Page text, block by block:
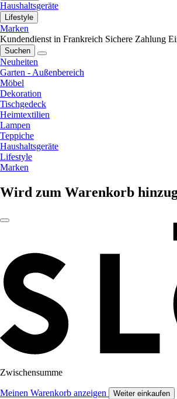
Haushaltsgeräte
Lifestyle
Marken
Kundendienst in Frankreich Sichere Zahlung
Suchen
Neuheiten
Garten - Außenbereich
Möbel
Dekoration
Tischgedeck
Heimtextilien
Lampen
Teppiche
Haushaltsgeräte
Lifestyle
Marken
Wird zum Warenkorb
Zwischensumme
Meinen Warenkorb anzeigen Weiter einkaufen